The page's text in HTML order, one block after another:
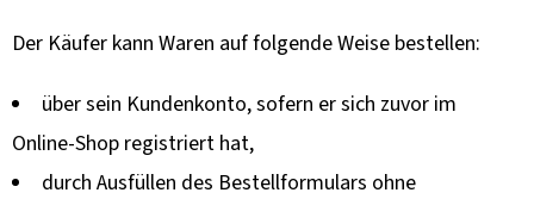
Der Käufer kann Waren auf folgende Weise bestellen:
über sein Kundenkonto, sofern er sich zuvor im
Online-Shop registriert hat,
durch Ausfüllen des Bestellformulars ohne